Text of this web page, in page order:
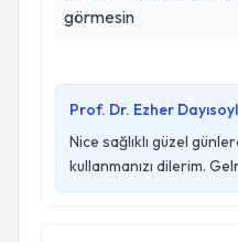
görmesin
Prof. Dr. Ezher
Nice sağlıklı güzel
kullanmanızı dilerim.